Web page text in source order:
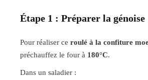
Étape 1 : Préparer la génoise
Pour réaliser ceroulé à la confiture
préchauffez le four à 180°C.
Dans un saladier :